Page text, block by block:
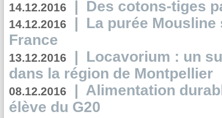
14.12.2016 | Des cotons-tiges
14.12.2016 | La purée
France
13.12.2016 | Locavorium : un
dans la région de Montpellier
08.12.2016 | Alimentation
élève du G20